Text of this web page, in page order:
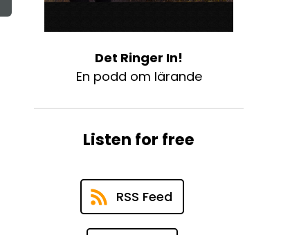
Det Ringer In!
En podd om lärande
Listen for free
RSS Feed